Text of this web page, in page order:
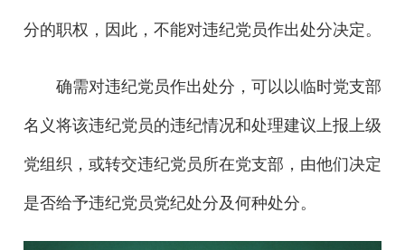
分的职权，因此，不能对违纪党员作出处分决定。
确需对违纪党员作出处分，可以以临时党支部
名义将该违纪党员的违纪情况和处理建议上报上级
党组织，或转交违纪党员所在党支部，由他们决定
是否给予违纪党员党纪处分及何种处分。